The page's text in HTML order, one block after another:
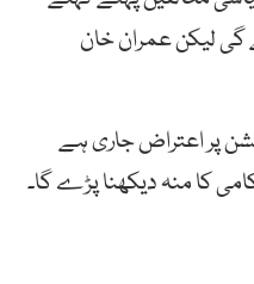
گی لیکن عمران خان
پر اعتراض جاری ہے
کا منہ دیکھنا پڑے گا۔